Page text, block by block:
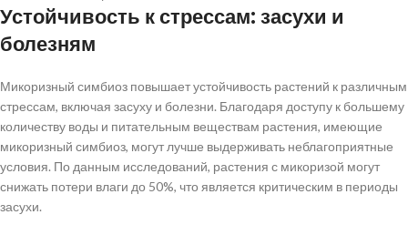
Устойчивость к стрессам: засухи и
болезням
Микоризный симбиоз повышает устойчивость растений к различным
стрессам, включая засуху и болезни. Благодаря доступу к большему
количеству воды и питательным веществам растения, имеющие
микоризный симбиоз, могут лучше выдерживать неблагоприятные
условия. По данным исследований, растения с микоризой могут
снижать потери влаги до 50%, что является критическим в периоды
засухи.